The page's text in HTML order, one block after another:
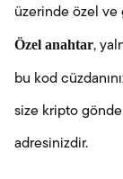
üzerinde özel ve
Özel anahtar,
bu kod
size kripto
adresinizdir.